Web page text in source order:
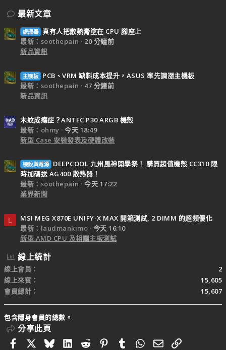
最新文章
處理器 真有人把散熱膏塗在 CPU 腳座上
最新：soothepain
20 分鐘前
新品資訊
主機板
PCB、VRM 缺料成本提升，ASUS 率先調漲主機板
最新：soothepain
47 分鐘前
新品資訊
木紋成癮症？ANTEC P30 ARGB 機殼
最新：ohmy
今天 18:49
新型 Case 安裝發表及硬體改裝
機殼與電源
DEEPCOOL 九州風神開學祭！ 購買超值機殼 CC310 限
時加碼送 AG400 散熱器！
最新：soothepain
今天 17:22
業界新聞
L
MSI MEG X870E UNIFY-X MAX 開箱測試, 2 DIMM 的超頻優化
最新：laudmankimo
今天 16:10
新型 AMD CPU 及相關主板測試
線上統計
線上會員
2
線上來賓
15,605
會員總計
15,607
包含隱身會員的總數。
分享此頁
FacebookBlueskyLinkedIn
RedditPinterestTumblrWhatsApp
電子郵件
連結